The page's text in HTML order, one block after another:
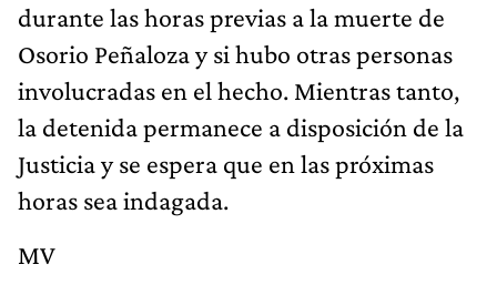
durante las horas previas a la muerte de
Osorio Peñaloza y si hubo otras personas
involucradas en el hecho. Mientras tanto,
la detenida permanece a disposición de la
Justicia y se espera que en las próximas
horas sea indagada.
MV